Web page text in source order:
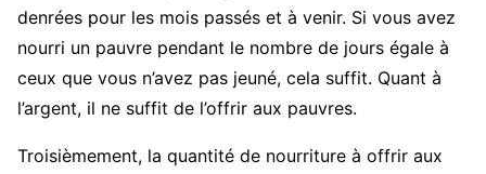
denrées pour les mois passés et à venir. Si vous avez
nourri un pauvre pendant le nombre de jours égale à
ceux que vous n’avez pas jeuné, cela suffit. Quant à
l’argent, il ne suffit de l’offrir aux pauvres.
Troisièmement, la quantité de nourriture à offrir aux